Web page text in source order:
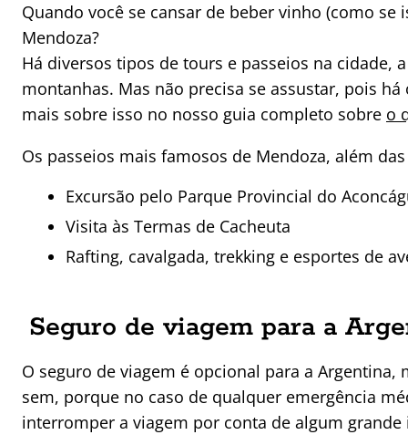
Quando você se cansar de beber vinho (como
Mendoza?
Há diversos tipos de tours e passeios na cidade,
montanhas. Mas não precisa se assustar, pois
mais sobre isso no nosso guia completo sobre o
Os passeios mais famosos de Mendoza, além
Excursão pelo Parque Provincial do
Visita às Termas de Cacheuta
Rafting, cavalgada, trekking e esportes de
Seguro de viagem para a
O seguro de viagem é opcional para a
sem, porque no caso de qualquer emergência
interromper a viagem por conta de algum